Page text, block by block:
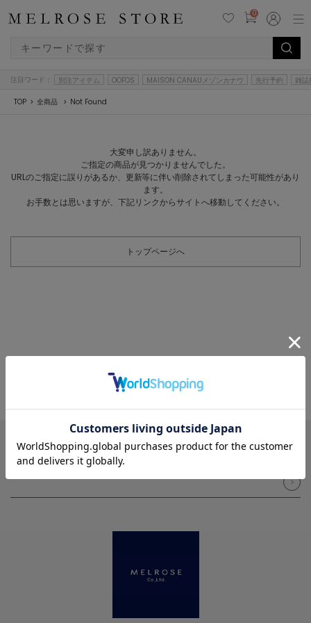
0
注目ワード： 別注アイテム OOFOS MAISON CANAUメゾンカナウ 先行予約 雑誌
TOP 全商品 Not Found
大変申し訳ありません。
ご指定の商品が見つかりませんでした。
URLのご指定に誤りがあるか、更新等に伴い削除されてしまった可能性があり
ます。
お手数とは思いますが、下記リンクからサイトへ移動してください。
トップページへ
NEWSLETTER メルマガ登録